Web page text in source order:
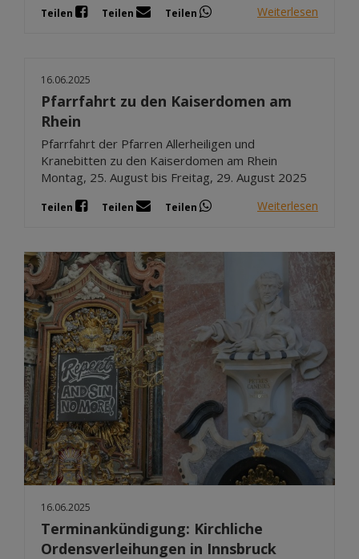
Teilen Teilen Teilen Weiterlesen
16.06.2025
Pfarrfahrt zu den Kaiserdomen am
Rhein
Pfarrfahrt der Pfarren Allerheiligen und
Kranebitten zu den Kaiserdomen am Rhein
Montag, 25. August bis Freitag, 29. August 2025
Teilen Teilen Teilen Weiterlesen
16.06.2025
Terminankündigung: Kirchliche
Ordensverleihungen in Innsbruck